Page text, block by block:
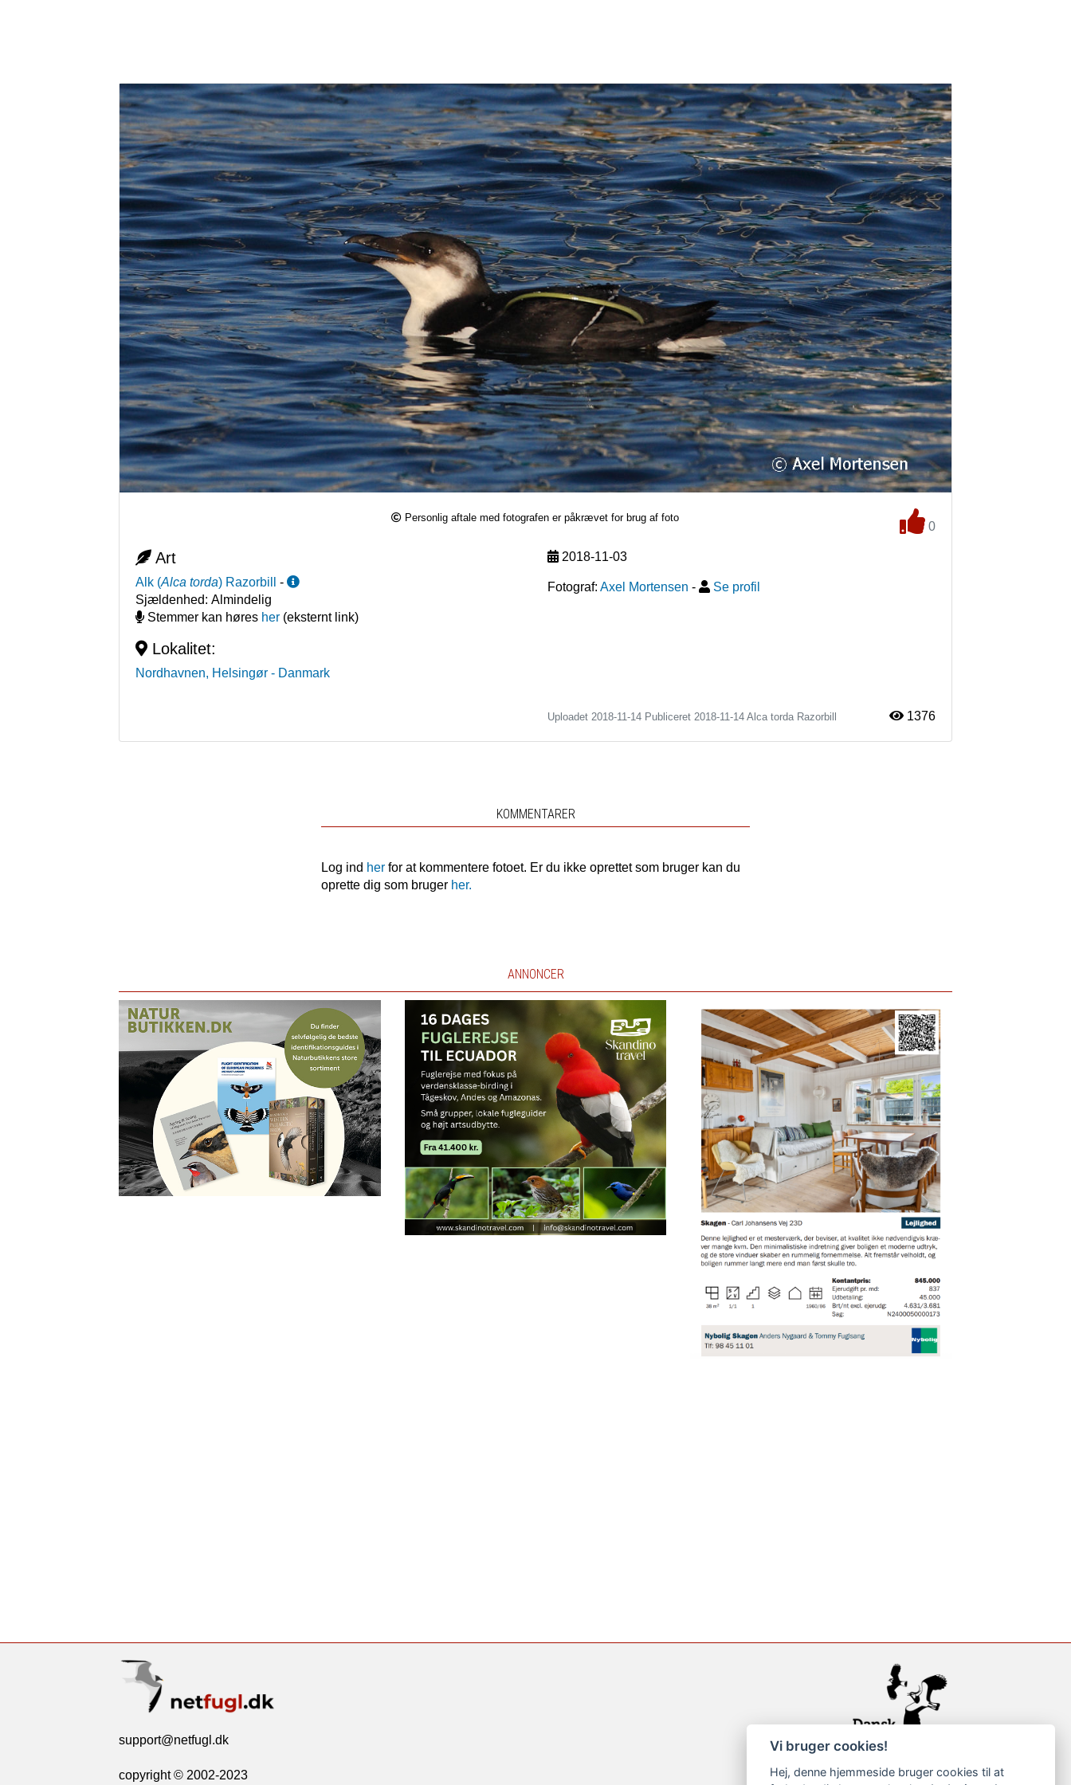
Personlig aftale med fotografen er påkrævet for brug af foto
0
Art
Alk (Alca torda) Razorbill
-
Sjældenhed:Almindelig
Stemmer kan høres her (eksternt link)
Lokalitet:
Nordhavnen, Helsingør - Danmark
2018-11-03
Fotograf: Axel Mortensen - Se profil
Uploadet 2018-11-14 Publiceret 2018-11-14 Alca torda Razorbill 1376
KOMMENTARER
Log ind her for at kommentere fotoet. Er du ikke oprettet som bruger kan du
oprette dig som bruger her.
ANNONCER
support@netfugl.dk
copyright © 2002-2023
Vi bruger cookies!
Hej, denne hjemmeside bruger cookies til at